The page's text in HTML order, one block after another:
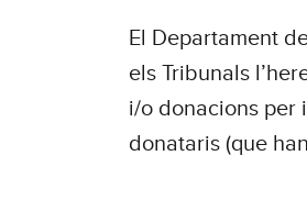
El Departament
els Tribunals
i/o donacions per
donataris (que